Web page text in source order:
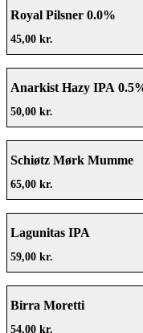
Royal Pilsner 0.0%
45,00 kr.
Anarkist Hazy IPA
50,00 kr.
Schiøtz Mørk Mumme
65,00 kr.
Lagunitas IPA
59,00 kr.
Birra Moretti
54,00 kr.